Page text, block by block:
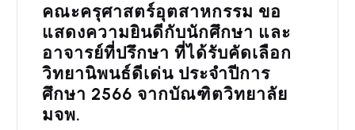
คณะครุศาสตร์อุตสาหกรรม ขอ
แสดงความยินดีกับนักศึกษา และ
อาจารย์ที่ปรึกษา ที่ได้รับคัดเลือก
วิทยานิพนธ์ดีเด่น ประจำปีการ
ศึกษา 2566 จากบัณฑิตวิทยาลัย
มจพ.